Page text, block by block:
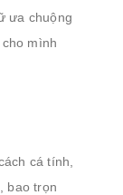
ưa chuộng
mình
cá tính,
bao trọn